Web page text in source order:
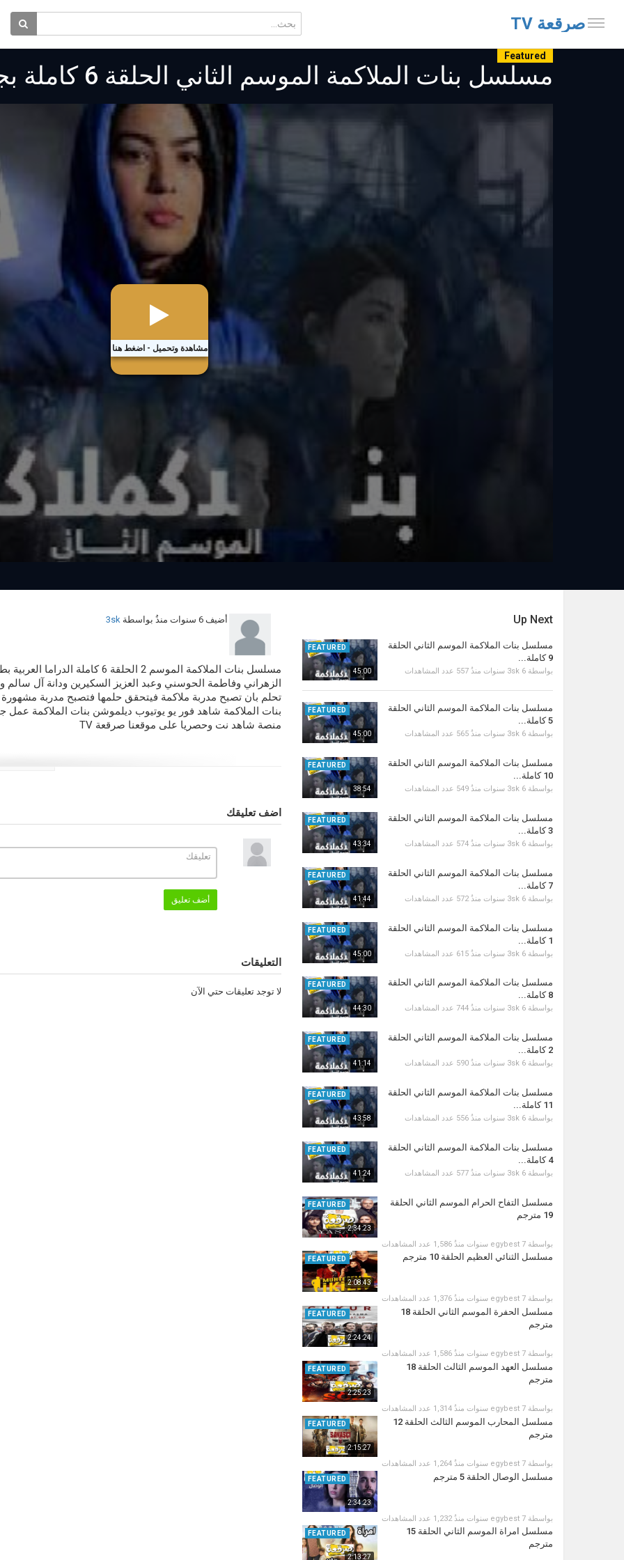
صرقعة TV
Featured
مسلسل بنات الملاكمة الموسم الثاني الحلقة 6 كاملة بجودة عالية
مشاهدة وتحميل - اضغط هنا
أضيف6 سنوات منذُ بواسطة3sk
مسلسل بنات الملاكمة الموسم 2
الزهراني وفاطمة الحوسني وعبد العزيز السكيرين ودانة آل
تحلم بان تصبح مدربة ملاكمة فيتحقق حلمها فتصبح مدربة
منصة شاهد نت وحصريا على موقعنا صرقعة TV
الكلمات الدلالية
اضف تعليقك
أضف تعليق
التعليقات
لا توجد تعليقات حتي الآن
Up Next
45:00
FEATURED
مسلسل بنات الملاكمة الموسم الثاني الحلقة
9 كاملة...
بواسطة 3sk 6 سنوات منذُ 557 عدد المشاهدات
45:00
FEATURED
مسلسل بنات الملاكمة الموسم الثاني الحلقة
5 كاملة...
بواسطة 3sk 6 سنوات منذُ 565 عدد المشاهدات
38:54
FEATURED
مسلسل بنات الملاكمة الموسم الثاني الحلقة
10 كاملة...
بواسطة 3sk 6 سنوات منذُ 549 عدد المشاهدات
43:34
FEATURED
مسلسل بنات الملاكمة الموسم الثاني الحلقة
3 كاملة...
بواسطة 3sk 6 سنوات منذُ 574 عدد المشاهدات
41:44
FEATURED
مسلسل بنات الملاكمة الموسم الثاني الحلقة
7 كاملة...
بواسطة 3sk 6 سنوات منذُ 572 عدد المشاهدات
45:00
FEATURED
مسلسل بنات الملاكمة الموسم الثاني الحلقة
1 كاملة...
بواسطة 3sk 6 سنوات منذُ 615 عدد المشاهدات
44:30
FEATURED
مسلسل بنات الملاكمة الموسم الثاني الحلقة
8 كاملة...
بواسطة 3sk 6 سنوات منذُ 744 عدد المشاهدات
41:14
FEATURED
مسلسل بنات الملاكمة الموسم الثاني الحلقة
2 كاملة...
بواسطة 3sk 6 سنوات منذُ 590 عدد المشاهدات
43:58
FEATURED
مسلسل بنات الملاكمة الموسم الثاني الحلقة
11 كاملة...
بواسطة 3sk 6 سنوات منذُ 556 عدد المشاهدات
41:24
FEATURED
مسلسل بنات الملاكمة الموسم الثاني الحلقة
4 كاملة...
بواسطة 3sk 6 سنوات منذُ 577 عدد المشاهدات
2:34:23
FEATURED
مسلسل التفاح الحرام الموسم الثاني الحلقة
19 مترجم
بواسطة egybest 7 سنوات منذُ 1,586 عدد المشاهدات
2:08:43
FEATURED مسلسل الثنائي العظيم الحلقة 10 مترجم
بواسطة egybest 7 سنوات منذُ 1,376 عدد المشاهدات
2:24:24
FEATURED
مسلسل الحفرة الموسم الثاني الحلقة 18
مترجم
بواسطة egybest 7 سنوات منذُ 1,586 عدد المشاهدات
2:25:23
FEATURED
مسلسل العهد الموسم الثالث الحلقة 18
مترجم
بواسطة egybest 7 سنوات منذُ 1,314 عدد المشاهدات
2:15:27
FEATURED
مسلسل المحارب الموسم الثالث الحلقة 12
مترجم
بواسطة egybest 7 سنوات منذُ 1,264 عدد المشاهدات
2:34:23
FEATURED مسلسل الوصال الحلقة 5 مترجم
بواسطة egybest 7 سنوات منذُ 1,232 عدد المشاهدات
2:13:27
FEATURED
مسلسل امراة الموسم الثاني الحلقة 15
مترجم